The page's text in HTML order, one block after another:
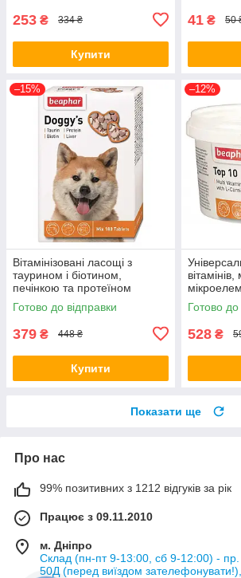
253 ₴ 334 ₴
Купити
41 ₴ 50
–15%
Вітамінізовані ласощі з
таурином і біотином,
печінкою та протеїном
Beaphar Doggy's Mix, 180 таб
(*)
Готово до відправки
379 ₴ 448 ₴
Купити
–12%
10 Dog,
Готово до
528 ₴
Показати ще
Про нас
99% позитивних з 1212 відгуків за рік
Працює з 09.11.2010
м. Дніпро
Склад (пн-пт 9-13:00, сб 9-12:00) -
50Д (перед виїздом